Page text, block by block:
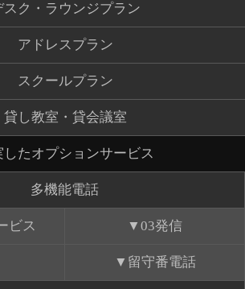
スク・ラウンジプラン
アドレスプラン
スクールプラン
貸し教室・貸会議室
したオプションサービス
多機能電話
ビス 03発信
留守番電話